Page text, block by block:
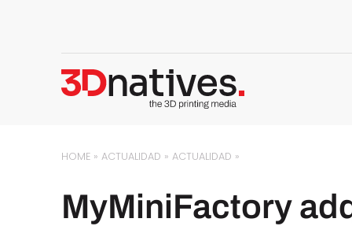
HOME »ACTUALIDAD »ACTUALIDAD »
MyMiniFactory